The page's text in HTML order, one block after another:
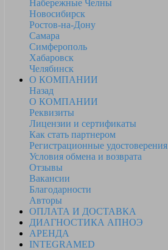
Набережные Челны
Новосибирск
Ростов-на-Дону
Самара
Симферополь
Хабаровск
Челябинск
О КОМПАНИИ
Назад
О КОМПАНИИ
Реквизиты
Лицензии и сертификаты
Как стать партнером
Регистрационные удостоверения
Условия обмена и возврата
Отзывы
Вакансии
Благодарности
Авторы
ОПЛАТА И ДОСТАВКА
ДИАГНОСТИКА АПНОЭ
АРЕНДА
INTEGRAMED